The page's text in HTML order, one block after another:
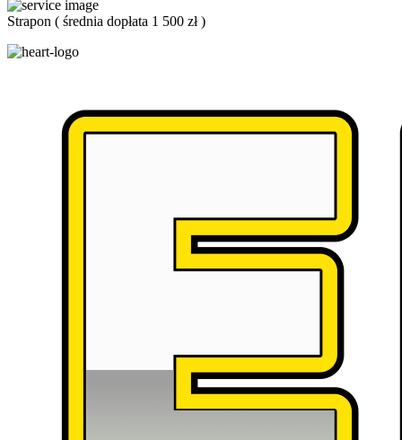
Strapon ( średnia dopłata 1 500 zł)